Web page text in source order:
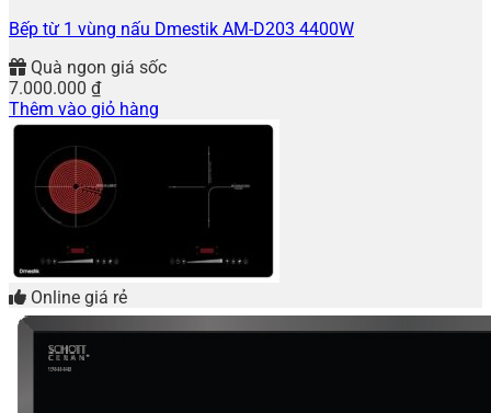
Bếp từ 1 vùng nấu Dmestik AM-D203 4400W
Quà ngon giá sốc
7.000.000 ₫
Thêm vào giỏ hàng
Online giá rẻ